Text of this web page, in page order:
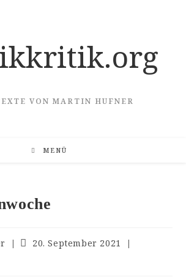
VON MARTIN HUFNER
MENÜ
Beitrag
20. September 2021